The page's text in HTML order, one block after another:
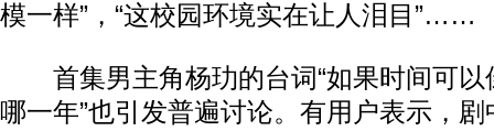
模一样”，“这校园环境实在让人泪目”……
首集男主角杨玏的台词“如果时间可以
哪一年”也引发普遍讨论。有用户表示，